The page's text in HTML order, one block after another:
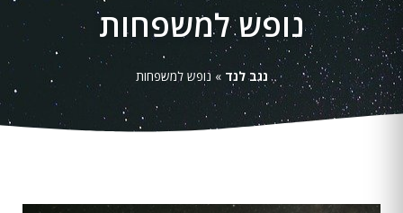
נופש למשפחות
נגב לנד » נופש למשפחות